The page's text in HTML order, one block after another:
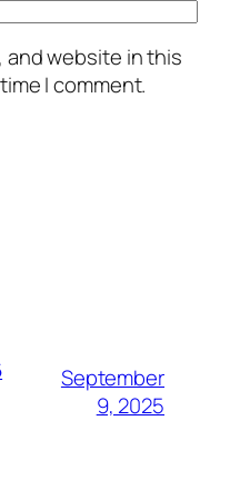
and website in this
I comment.
September
9, 2025